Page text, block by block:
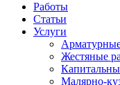
Работы
Статьи
Услуги
Жестяные
Малярно-